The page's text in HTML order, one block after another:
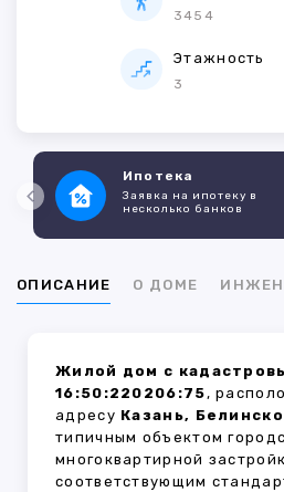
3454
Этажность
3
Ипотека
Заявка на ипотеку в
несколько банков
ОПИСАНИЕ О ДОМЕ
Жилой дом с
16:50:220206:75,
адресу Казань,
типичным объектом
многоквартирной
соответствующим